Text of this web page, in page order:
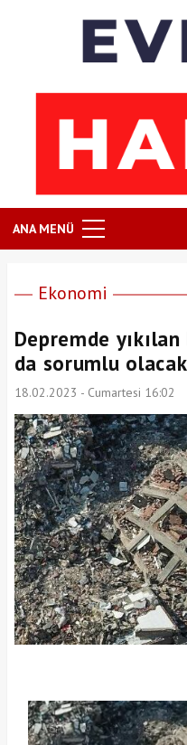
ANA MENÜ
Ekonomi
Depremde
da sorumlu olacak
18.02.2023 - Cumartesi 16:02